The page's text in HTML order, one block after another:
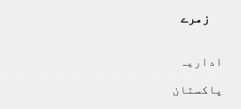
زمرے
اداريہ
پاکستان